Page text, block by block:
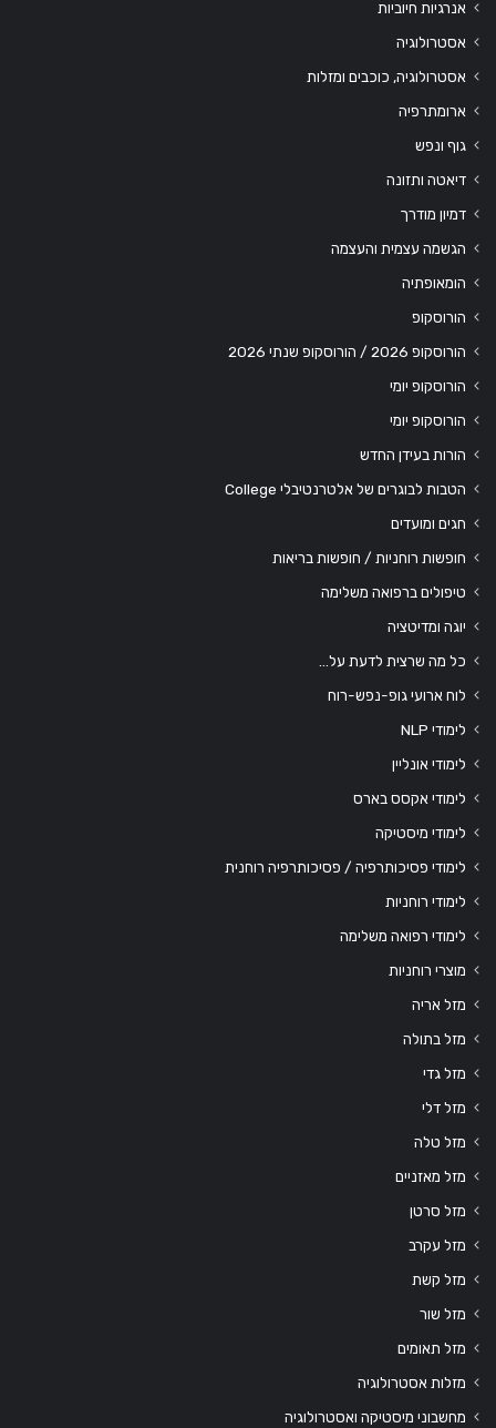
אנרגיות חיוביות
אסטרולוגיה
אסטרולוגיה, כוכבים ומזלות
ארומתרפיה
גוף ונפש
דיאטה ותזונה
דמיון מודרך
הגשמה עצמית והעצמה
הומאופתיה
הורוסקופ
הורוסקופ 2026 / הורוסקופ שנתי 2026
הורוסקופ יומי
הורוסקופ יומי
הורות בעידן החדש
הטבות לבוגרים של אלטרנטיבלי College
חגים ומועדים
חופשות רוחניות / חופשות בריאות
טיפולים ברפואה משלימה
יוגה ומדיטציה
כל מה שרצית לדעת על…
לוח ארועי גופ-נפש-רוח
לימודי NLP
לימודי אונליין
לימודי אקסס בארס
לימודי מיסטיקה
לימודי פסיכותרפיה / פסיכותרפיה רוחנית
לימודי רוחניות
לימודי רפואה משלימה
מוצרי רוחניות
מזל אריה
מזל בתולה
מזל גדי
מזל דלי
מזל טלה
מזל מאזניים
מזל סרטן
מזל עקרב
מזל קשת
מזל שור
מזל תאומים
מזלות אסטרולוגיה
מחשבוני מיסטיקה ואסטרולוגיה